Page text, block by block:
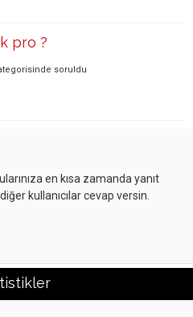
pro ?
soruldu
en kısa zamanda yanıt
kullanıcılar cevap versin.